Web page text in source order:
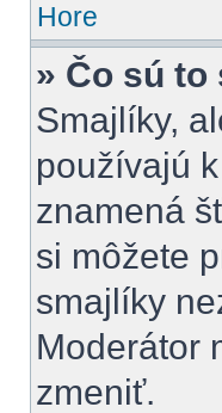
Hore
» Čo sú
Smajlíky,
používajú
znamená
si môžete
smajlíky
Moderátor
zmeniť.